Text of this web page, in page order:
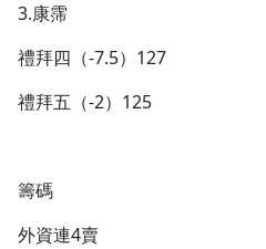
3.康霈
禮拜四（-7.5）127
禮拜五（-2）125
籌碼
外資連4賣